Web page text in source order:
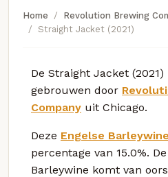
Home
Revolution Brewing
Straight Jacket (2021)
De Straight Jacket
gebrouwen door
Company uit Chicago.
Deze Engelse Barleywine
percentage van 15.0%.
Barleywine komt van